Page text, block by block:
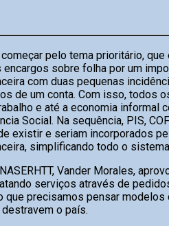
pelo tema prioritário, que
encargos sobre folha por um
com duas pequenas
de um conta. Com isso, todos
e até a economia informal
Social. Na sequência, PIS,
existir e seriam incorporados
simplificando todo o
Vander Morales,
serviços através de
que precisamos pensar modelos
o país.